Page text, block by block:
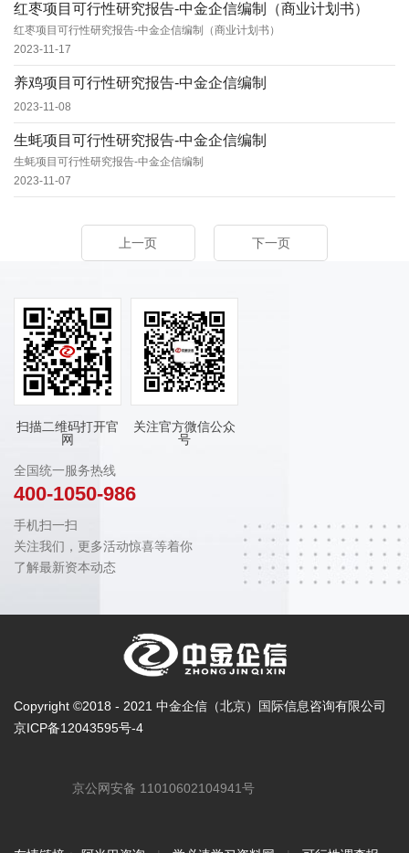
红枣项目可行性研究报告-中金企信编制（商业计划书）
红枣项目可行性研究报告-中金企信编制（商业计划书）
2023-11-17
养鸡项目可行性研究报告-中金企信编制
2023-11-08
生蚝项目可行性研究报告-中金企信编制
生蚝项目可行性研究报告-中金企信编制
2023-11-07
上一页 下一页
扫描二维码打开官
网
关注官方微信公众
号
全国统一服务热线
400-1050-986
手机扫一扫
关注我们，更多活动惊喜等着你
了解最新资本动态
Copyright ©2018 - 2021 中金企信（北京）国际信息咨询有限公司
京ICP备12043595号-4
京公网安备 11010602104941号